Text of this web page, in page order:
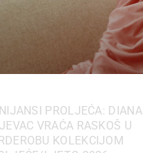
PROLJEĆA: DIANA
VRAĆA RASKOŠ U
KOLEKCIJOM